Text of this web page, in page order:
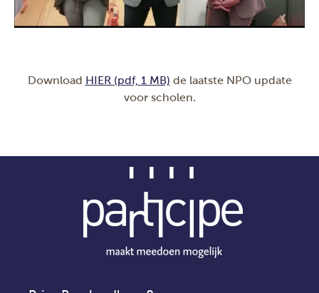
Download HIER (pdf, 1 MB) de laatste NPO update
voor scholen.